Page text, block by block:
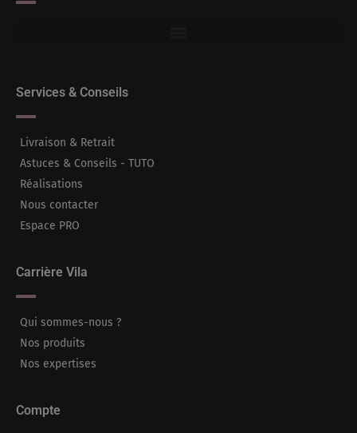
Services & Conseils
Livraison & Retrait
Astuces & Conseils - TUTO
Réalisations
Nous contacter
Espace PRO
Carrière Vila
Qui sommes-nous ?
Nos produits
Nos expertises
Compte